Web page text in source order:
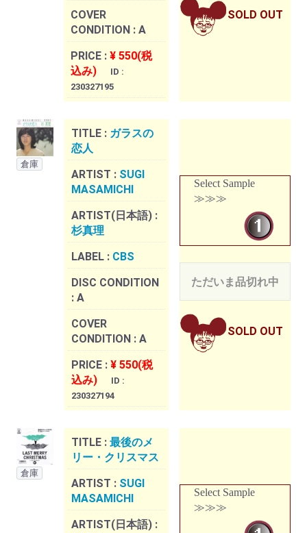
COVER
CONDITION : A
PRICE : ¥ 550(税
込み)
ID :
230327195
SOLD OUT
倉庫
TITLE : ガラスの
恋人
ARTIST : SUGI
MASAMICHI
ARTIST(日本語) :
杉真理
LABEL : CBS
DISC CONDITION
: A
COVER
CONDITION : A
PRICE : ¥ 550(税
込み)
ID :
230327194
Select Sample
≫≫≫
ただいま品切れ中
SOLD OUT
倉庫
TITLE : 最後のメ
リー・クリスマス
ARTIST : SUGI
MASAMICHI
ARTIST(日本語) :
Select Sample
≫≫≫